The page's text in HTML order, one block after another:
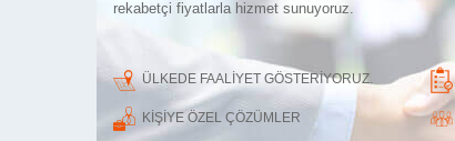
rekabetçi fiyatlarla hizmet sunuyoruz.
ÜLKEDE FAALİYET GÖSTERİYORUZ.
KİŞİYE ÖZEL ÇÖZÜMLER